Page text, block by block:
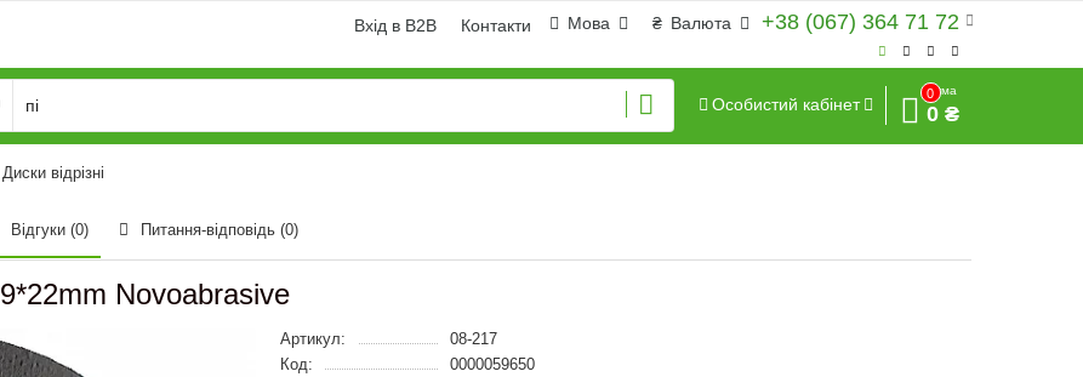
+38 (067) 364 71 72
₴ Валюта
Мова
Вхід в B2B Контакти
Особистий кабінет
0
Сума
0 ₴
Диски відрізні
Відгуки (0) Питання-відповідь (0)
Novoabrasive
Артикул:
08-217
Код:
0000059650